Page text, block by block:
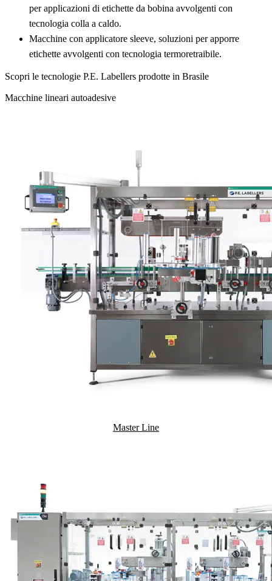
per applicazioni di etichette da bobina avvolgenti con
tecnologia colla a caldo.
Macchine con applicatore sleeve, soluzioni per apporre
etichette avvolgenti con tecnologia termoretraibile.
Scopri le tecnologie P.E. Labellers prodotte in Brasile
Macchine lineari autoadesive
Master Line